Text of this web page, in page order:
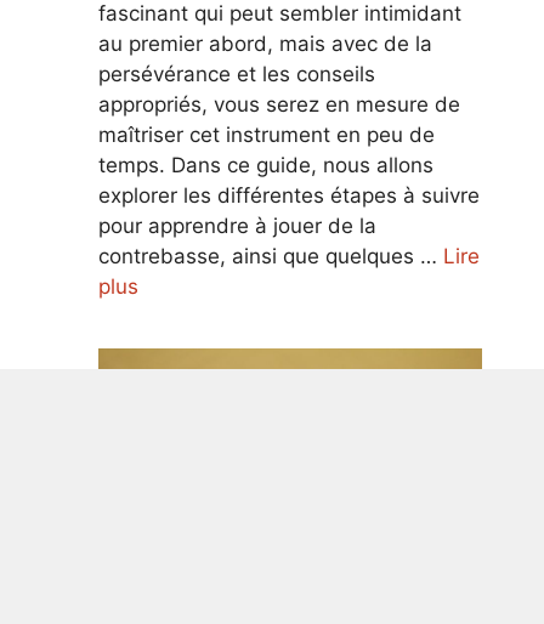
fascinant qui peut sembler intimidant
au premier abord, mais avec de la
persévérance et les conseils
appropriés, vous serez en mesure de
maîtriser cet instrument en peu de
temps. Dans ce guide, nous allons
explorer les différentes étapes à suivre
pour apprendre à jouer de la
contrebasse, ainsi que quelques … Lire
plus